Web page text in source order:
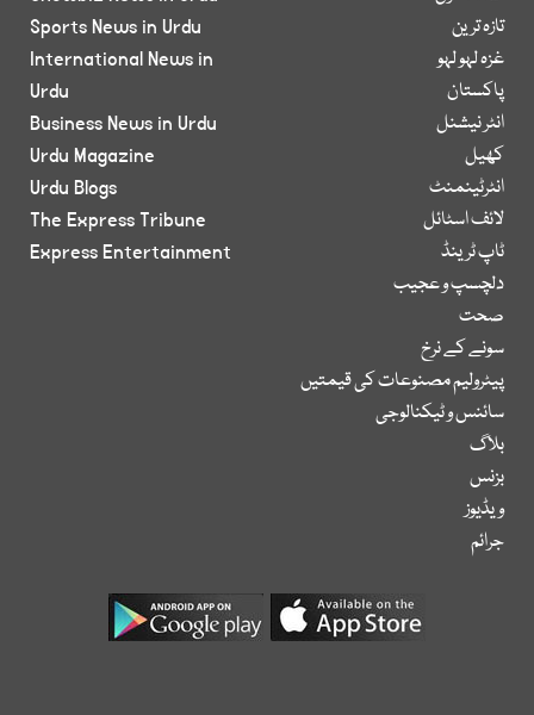
تازہ ترین
غزہ لہو لہو
پاکستان
انٹر نیشنل
کھیل
انٹرٹینمنٹ
لائف اسٹائل
ٹاپ ٹرینڈ
دلچسپ و عجیب
صحت
سونے کے نرخ
پیٹرولیم مصنوعات کی قیمتیں
سائنس و ٹیکنالوجی
بلاگ
بزنس
ویڈیوز
جرائم
Sports News in Urdu
International News in
Urdu
Business News in Urdu
Urdu Magazine
Urdu Blogs
The Express Tribune
Express Entertainment